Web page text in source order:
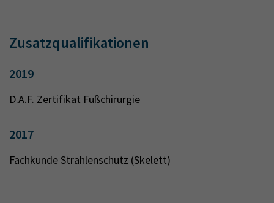
Zusatzqualifikationen
2019
D.A.F. Zertifikat Fußchirurgie
2017
Fachkunde Strahlenschutz (Skelett)